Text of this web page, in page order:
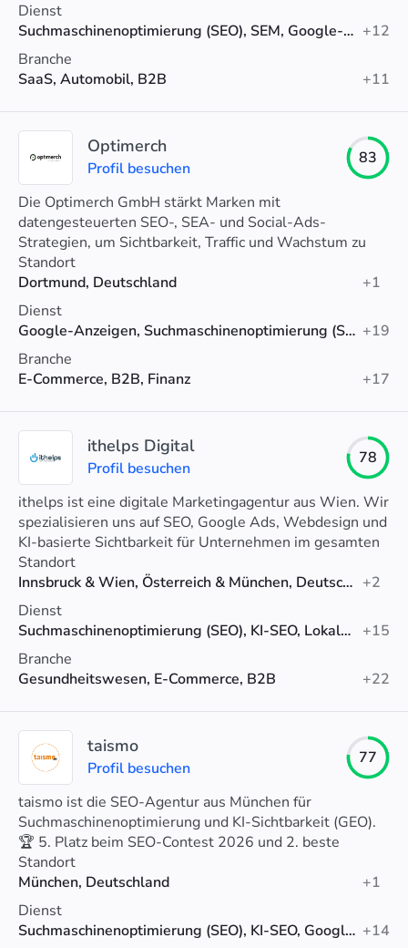
Dienst
Suchmaschinenoptimierung (SEO), SEM, Google-Anzeigen +12
Branche
SaaS, Automobil, B2B
+11
Optimerch
Profil besuchen
83
Die Optimerch GmbH stärkt Marken mit
datengesteuerten SEO-, SEA- und Social-Ads-
Strategien, um Sichtbarkeit, Traffic und Wachstum zu
steigern.
Standort
Dortmund, Deutschland
+1
Dienst
Google-Anzeigen, Suchmaschinenoptimierung (SEO), Social-Media-Werbung +19
Branche
E-Commerce, B2B, Finanz
+17
ithelps Digital
Profil besuchen
78
ithelps ist eine digitale Marketingagentur aus Wien. Wir
spezialisieren uns auf SEO, Google Ads, Webdesign und
KI-basierte Sichtbarkeit für Unternehmen im gesamten
DACH-Raum.
Standort
Innsbruck & Wien, Österreich & München, Deutschland +2
Dienst
Suchmaschinenoptimierung (SEO), KI-SEO, Lokales SEO
+15
Branche
Gesundheitswesen, E-Commerce, B2B
+22
taismo
Profil besuchen
77
taismo ist die SEO-Agentur aus München für
Suchmaschinenoptimierung und KI-Sichtbarkeit (GEO).
🏆 5. Platz beim SEO-Contest 2026 und 2. beste
Agentur Münchens (Agenturtipp).
Standort
München, Deutschland
+1
Dienst
Suchmaschinenoptimierung (SEO), KI-SEO, Google-Anzeigen +14